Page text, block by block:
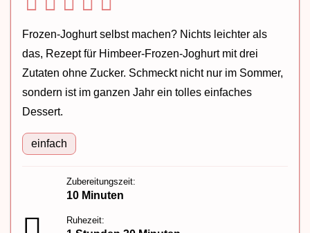
Frozen-Joghurt selbst machen? Nichts leichter als
das, Rezept für Himbeer-Frozen-Joghurt mit drei
Zutaten ohne Zucker. Schmeckt nicht nur im Sommer,
sondern ist im ganzen Jahr ein tolles einfaches
Dessert.
einfach
Zubereitungszeit:
10 Minuten
Ruhezeit: